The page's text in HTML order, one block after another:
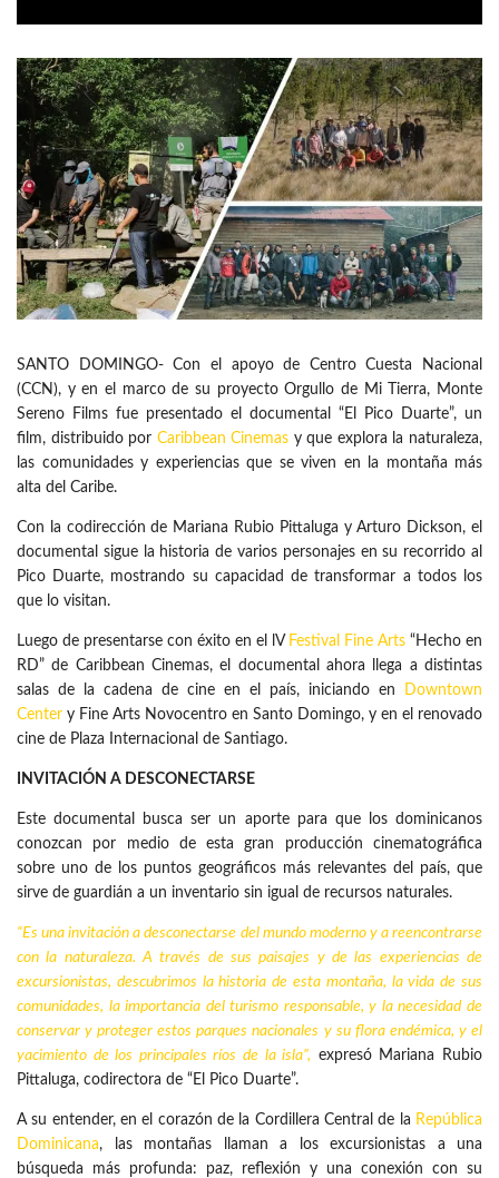
SANTO DOMINGO- Con el apoyo de Centro Cuesta Nacional
(CCN), y en el marco de su proyecto Orgullo de Mi Tierra, Monte
Sereno Films fue presentado el documental “El Pico Duarte”, un
film, distribuido por Caribbean Cinemas y que explora la naturaleza,
las comunidades y experiencias que se viven en la montaña más
alta del Caribe.
Con la codirección de Mariana Rubio Pittaluga y Arturo Dickson, el
documental sigue la historia de varios personajes en su recorrido al
Pico Duarte, mostrando su capacidad de transformar a todos los
que lo visitan.
Luego de presentarse con éxito en el lV Festival Fine Arts “Hecho en
RD” de Caribbean Cinemas, el documental ahora llega a distintas
salas de la cadena de cine en el país, iniciando en
Downtown
Center y Fine Arts Novocentro en Santo Domingo, y en el renovado
cine de Plaza Internacional de Santiago.
INVITACIÓN A DESCONECTARSE
Este documental busca ser un aporte para que los dominicanos
conozcan por medio de esta gran producción cinematográfica
sobre uno de los puntos geográficos más relevantes del país, que
sirve de guardián a un inventario sin igual de recursos naturales.
“Es una invitación a desconectarse del mundo moderno y a reencontrarse
con la naturaleza. A través de sus paisajes y de las experiencias de
excursionistas, descubrimos la historia de esta montaña, la vida de sus
comunidades, la importancia del turismo responsable, y la necesidad de
conservar y proteger estos parques nacionales y su flora endémica, y el
yacimiento de los principales ríos de la isla”, expresó Mariana Rubio
Pittaluga, codirectora de “El Pico Duarte”.
A su entender, en el corazón de la Cordillera Central de la República
Dominicana, las montañas llaman a los excursionistas a una
búsqueda más profunda: paz, reflexión y una conexión con su